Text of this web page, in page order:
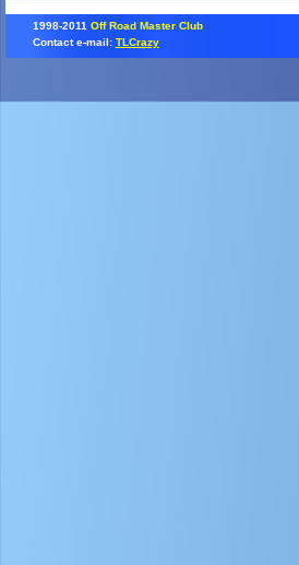
1998-2011 Off Road Master Club
Contact e-mail: TLCrazy